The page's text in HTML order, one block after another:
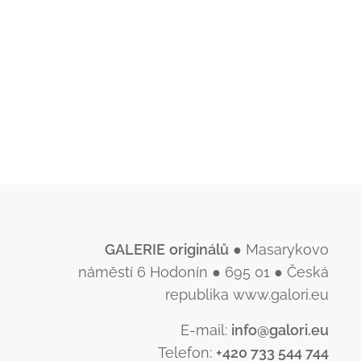
GALERIE originálů ● Masarykovo
náměstí 6 Hodonín ● 695 01 ● Česká
republika www.galori.eu
E-mail: info@galori.eu
Telefon: +420 733 544 744